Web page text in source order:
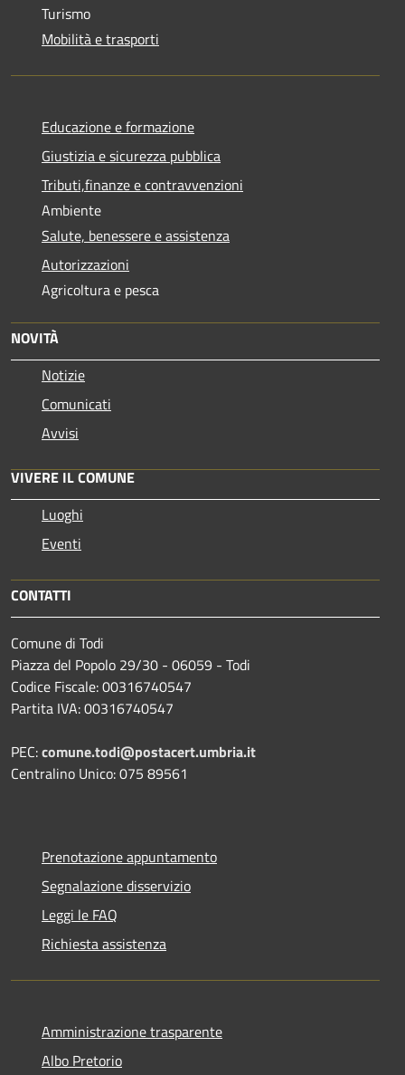
Turismo
Mobilità e trasporti
Educazione e formazione
Giustizia e sicurezza pubblica
Tributi,finanze e contravvenzioni
Ambiente
Salute, benessere e assistenza
Autorizzazioni
Agricoltura e pesca
NOVITÀ
Notizie
Comunicati
Avvisi
VIVERE IL COMUNE
Luoghi
Eventi
CONTATTI
Comune di Todi
Piazza del Popolo 29/30 - 06059 - Todi
Codice Fiscale: 00316740547
Partita IVA: 00316740547
PEC:comune.todi@postacert.umbria.it
Centralino Unico: 075 89561
Prenotazione appuntamento
Segnalazione disservizio
Leggi le FAQ
Richiesta assistenza
Amministrazione trasparente
Albo Pretorio